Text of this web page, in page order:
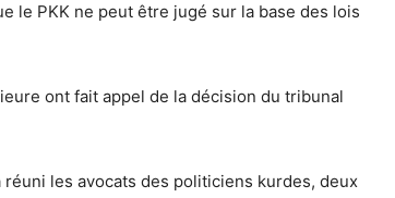
le PKK ne peut être jugé sur la base des lois
ont fait appel de la décision du tribunal
réuni les avocats des politiciens kurdes, deux